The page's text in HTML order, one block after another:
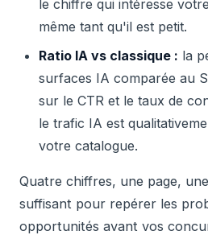
le chiffre qui intéresse
même tant qu'il est petit.
Ratio IA vs classique : la
surfaces IA comparée au
sur le CTR et le taux de
le trafic IA est
votre catalogue.
Quatre chiffres, une page,
suffisant pour repérer les
opportunités avant vos